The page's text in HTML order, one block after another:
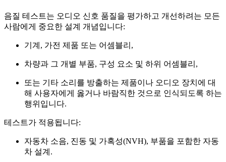
음질 테스트는 오디오 신호 품질을 평가하고 개선하려는 모든
사람에게 중요한 설계 개념입니다:
기계, 가전 제품 또는 어셈블리,
차량과 그 개별 부품, 구성 요소 및 하위 어셈블리,
또는 기타 소리를 방출하는 제품이나 오디오 장치에 대
해 사용자에게 옳거나 바람직한 것으로 인식되도록 하는
행위입니다.
테스트가 적용됩니다:
자동차 소음, 진동 및 가혹성(NVH), 부품을 포함한 자동
차 설계.